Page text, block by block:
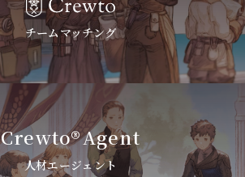
チームマッチング
Crewto®Agent
人材エージェント